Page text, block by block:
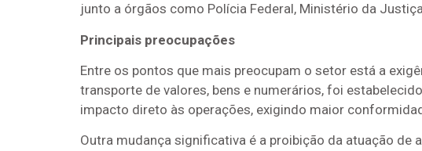
junto a órgãos como Polícia Federal, Ministério da
Principais preocupações
Entre os pontos que mais preocupam o setor está a
transporte de valores, bens e numerários, foi
impacto direto às operações, exigindo maior
Outra mudança significativa é a proibição da atuação